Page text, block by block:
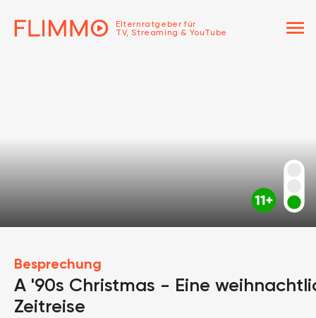
Elternratgeber für
TV, Streaming & YouTube
menu
Besprechung
A '90s Christmas - Eine
Zeitreise